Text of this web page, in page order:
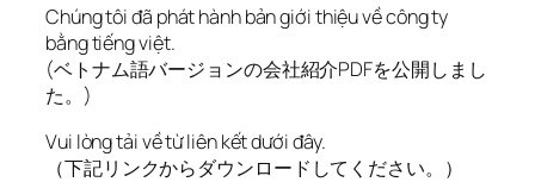
Chúng tôi đã phát hành bản giới thiệu về công ty
bằng tiếng việt.
(ベトナム語バージョンの会社紹介PDFを公開しまし
た。)
Vui lòng tải về từ liên kết dưới đây.
（下記リンクからダウンロードしてください。）